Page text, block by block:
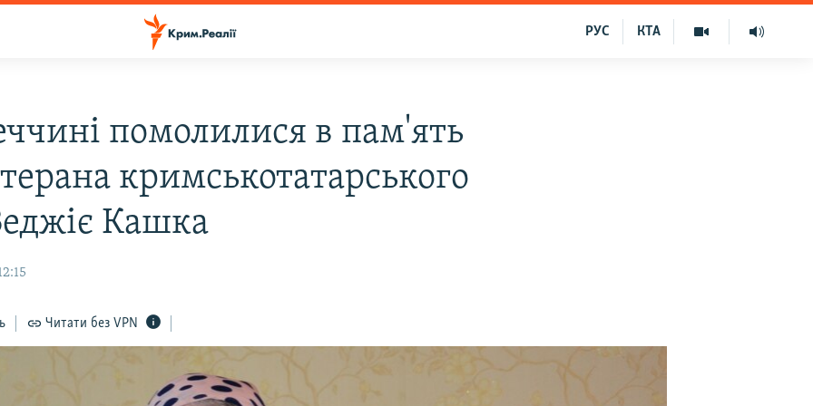
КТА
РУС
помолилися в пам'ять
кримськотатарського
Кашка
Читати без VPN